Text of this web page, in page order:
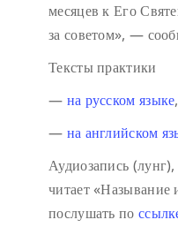
месяцев к Его
за советом», —
Тексты практики
— на русском языке,
— на английском
Аудиозапись
читает
послушать по